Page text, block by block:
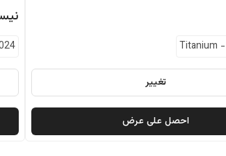
Titanium -
تغيير
احصل على عرض